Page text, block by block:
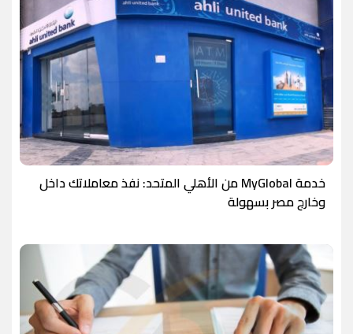
خدمة MyGlobal من الأهلي المتحد: نفذ معاملاتك داخل
وخارج مصر بسهولة